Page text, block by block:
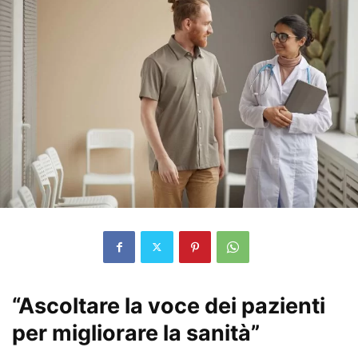
“Ascoltare la voce dei pazienti
per migliorare la sanità”